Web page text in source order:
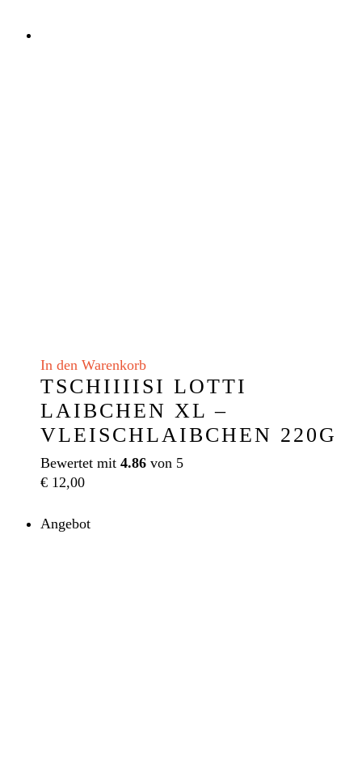
In den Warenkorb
TSCHIIIISI LOTTI
LAIBCHEN XL –
VLEISCHLAIBCHEN 220G
Bewertet mit 4.86 von 5
€ 12,00
Angebot